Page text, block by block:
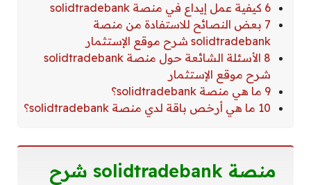
6 كيفية عمل إيداع في منصة solidtradebank
7 بعض النصائح للاستفادة من منصة
solidtradebank شرح موقع الإستثمار
8 الأسئلة الشائعة حول منصة solidtradebank
شرح موقع الإستثمار
9 ما هي منصة solidtradebank؟
10 ما هي أرخص باقة لدي منصة solidtradebank؟
منصة solidtradebank شرح